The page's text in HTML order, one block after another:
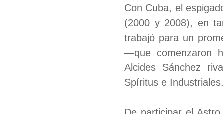
Con Cuba, el
(2000 y 2008), en
trabajó para un
—que comenzaron
Alcides Sánchez
Spíritus e Industriales.